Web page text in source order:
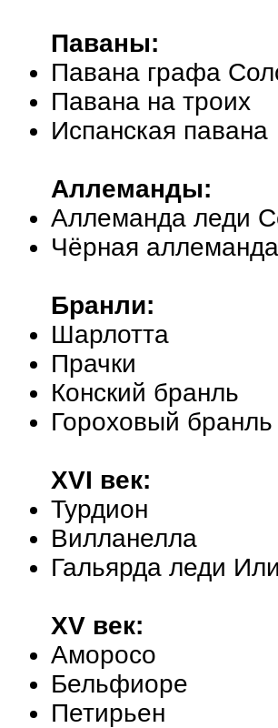
Паваны:
Павана графа
Павана на троих
Испанская павана
Аллеманды:
Аллеманда леди
Чёрная
Бранли:
Шарлотта
Прачки
Конский бранль
Гороховый бранль
XVI век:
Турдион
Вилланелла
Гальярда леди
XV век:
Аморосо
Бельфиоре
Петирьен